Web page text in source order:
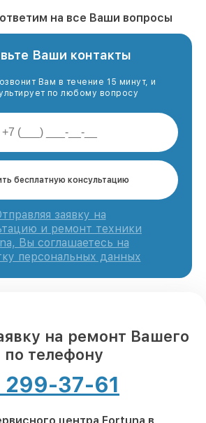
на все Ваши вопросы
Ваши контакты
Вам в течение 15 минут, и
по любому вопросу
бесплатную консультацию
заявку на
и ремонт техники
Вы соглашаетесь на
персональных данных
на ремонт Вашего
по телефону
299-37-61